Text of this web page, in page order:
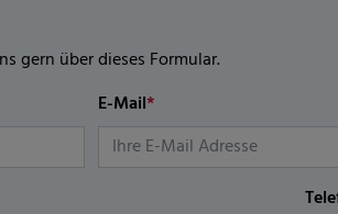
gern über dieses Formular.
E-Mail*